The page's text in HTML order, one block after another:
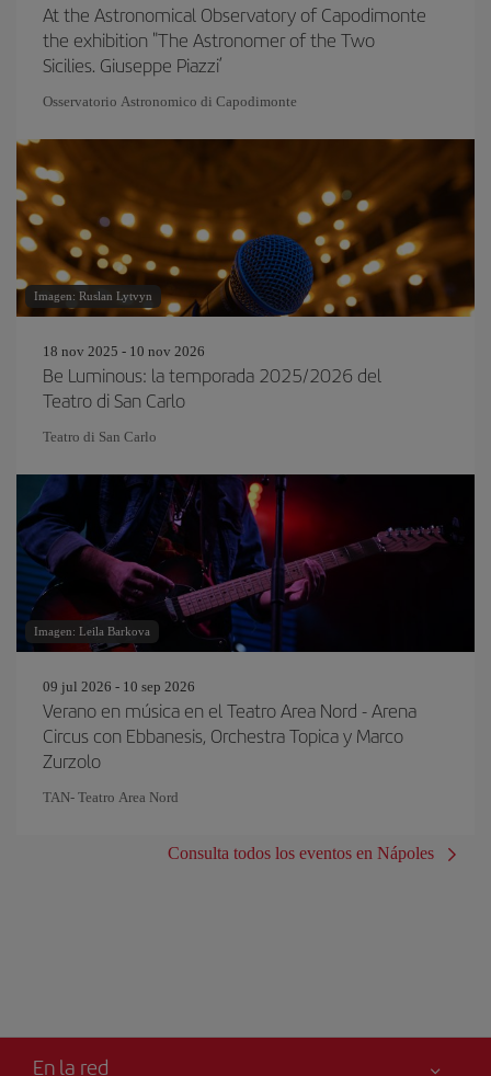
At the Astronomical Observatory of Capodimonte
the exhibition "The Astronomer of the Two
Sicilies. Giuseppe Piazzi’
Osservatorio Astronomico di Capodimonte
Imagen: Ruslan Lytvyn
18 nov 2025 - 10 nov 2026
Be Luminous: la temporada 2025/2026 del
Teatro di San Carlo
Teatro di San Carlo
Imagen: Leila Barkova
09 jul 2026 - 10 sep 2026
Verano en música en el Teatro Area Nord - Arena
Circus con Ebbanesis, Orchestra Topica y Marco
Zurzolo
TAN- Teatro Area Nord
Consulta todos los eventos en Nápoles
En la red